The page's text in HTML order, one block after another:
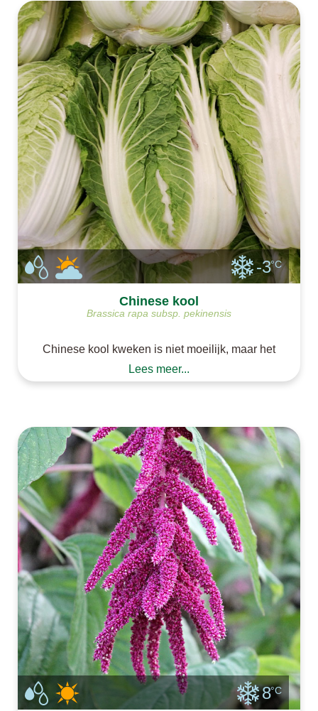
Chinese kool
Brassica rapa subsp. pekinensis
-3°C
Chinese kool kweken is niet moeilijk, maar het
kent wel wat uitdagingen. Zo kan Chinese kool
doorschieten. Kies dus een geschikt ras en
doorschieten te voorkomen. Chin
Lees meer...
8°C